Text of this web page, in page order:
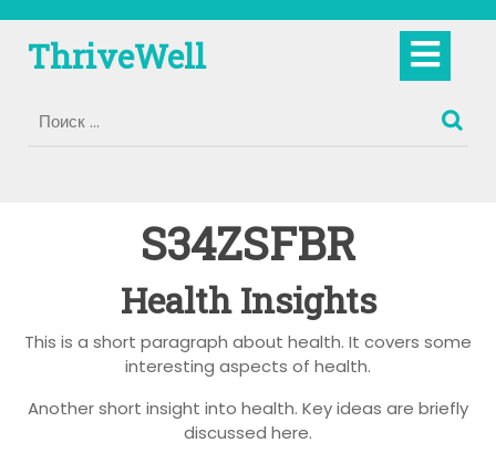
содержимому
ThriveWell
S34ZSFBR
Health Insights
This is a short paragraph about health. It covers some
interesting aspects of health.
Another short insight into health. Key ideas are briefly
discussed here.